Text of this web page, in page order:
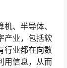
、半导体、
产业，包括软
行业都在向数
用信息，从而